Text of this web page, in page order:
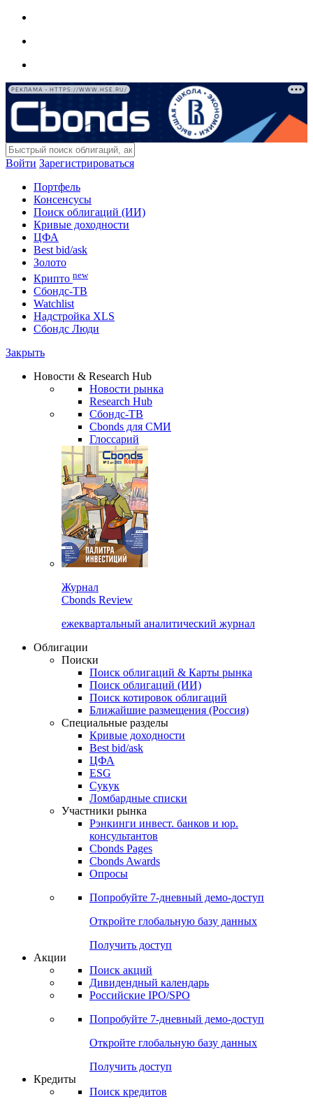
РЕКЛАМА • HTTPS://WWW.HSE.RU/
Войти Зарегистрироваться
Портфель
Консенсусы
Поиск облигаций (ИИ)
Кривые доходности
ЦФА
Best bid/ask
Золото
Крипто new
Сбондс-ТВ
Watchlist
Надстройка XLS
Сбондс Люди
Закрыть
Новости & Research Hub
Новости рынка
Research Hub
Сбондс-ТВ
Cbonds для СМИ
Глоссарий
Журнал
Cbonds Review
ежеквартальный аналитический журнал
Облигации
Поиски
Поиск облигаций & Карты рынка
Поиск облигаций (ИИ)
Поиск котировок облигаций
Ближайшие размещения (Россия)
Специальные разделы
Кривые доходности
Best bid/ask
ЦФА
ESG
Сукук
Ломбардные списки
Участники рынка
Рэнкинги инвест. банков и юр.
консультантов
Cbonds Pages
Cbonds Awards
Опросы
Попробуйте 7-дневный демо-доступ
Откройте глобальную базу данных
Получить доступ
Акции
Поиск акций
Дивидендный календарь
Российские IPO/SPO
Попробуйте 7-дневный демо-доступ
Откройте глобальную базу данных
Получить доступ
Кредиты
Поиск кредитов